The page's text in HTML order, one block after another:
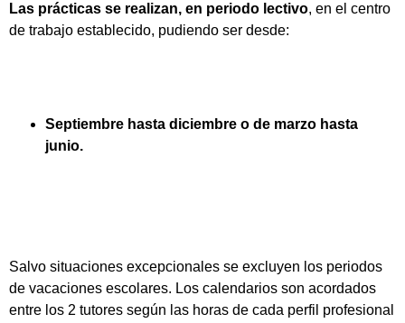
Las prácticas se realizan, en periodo lectivo, en el centro
de trabajo establecido, pudiendo ser desde:
Septiembre hasta diciembre o de marzo hasta
junio.
Salvo situaciones excepcionales se excluyen los periodos
de vacaciones escolares. Los calendarios son acordados
entre los 2 tutores según las horas de cada perfil profesional